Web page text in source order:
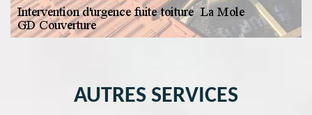
AUTRES SERVICES